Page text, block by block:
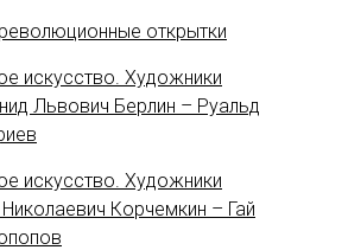
открытки
искусство. Художники
Львович Берлин – Руальд
искусство. Художники
Корчемкин – Гай